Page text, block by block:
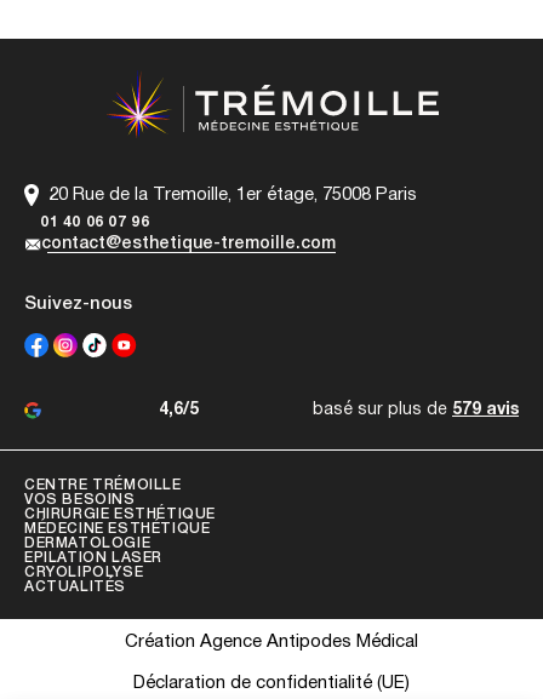
20 Rue de la Tremoille, 1er étage, 75008 Paris
01 40 06 07 96
contact@esthetique-tremoille.com
Suivez-nous
4,6/5 basé sur plus de 579 avis
CENTRE TRÉMOILLE
VOS BESOINS
CHIRURGIE ESTHÉTIQUE
MÉDECINE ESTHÉTIQUE
DERMATOLOGIE
EPILATION LASER
CRYOLIPOLYSE
ACTUALITÉS
Création Agence Antipodes Médical
Déclaration de confidentialité (UE)